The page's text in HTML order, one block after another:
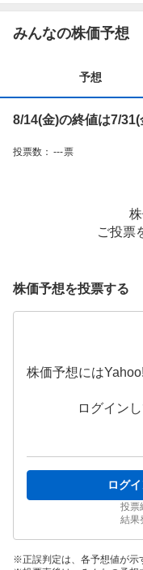
みんなの株価予想
予想
8/14(金)の終値は7/
投票数： ---票
ご投票
株価予想を投票する
株価予想には
ログイン
ログ
投票
結果
正誤判定は、各予想値が示